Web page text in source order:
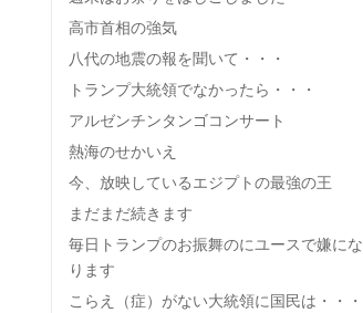
高市首相の強気
八代の地震の報を聞いて・・・
トランプ大統領でなかったら・・・
アルゼンチンタンゴコンサート
熱海のせかいえ
今、放映しているエジプトの最強の王
まだまだ続きます
毎日トランプのお振舞のにユースで嫌にな
ります
こらえ（症）がない大統領に国民は・・・